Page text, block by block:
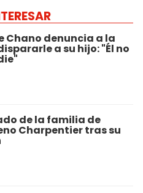
Chano denuncia a la
a su hijo: "Él no
de la familia de
Charpentier tras su